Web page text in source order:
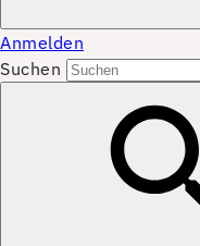
Anmelden
Suchen